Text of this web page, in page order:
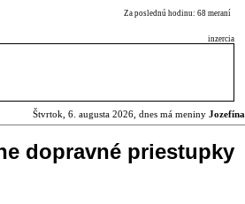
Za poslednú hodinu: 68 meraní
inzercia
Štvrtok, 6. augusta 2026, dnes má meniny Jozefína
dopravné priestupky